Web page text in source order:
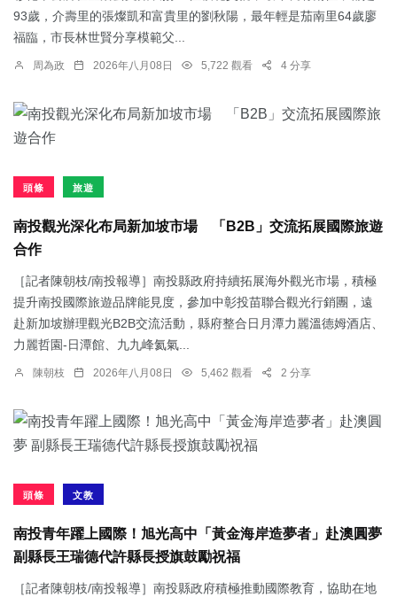
93歲，介壽里的張燦凱和富貴里的劉秋陽，最年輕是茄南里64歲廖
福臨，市長林世賢分享模範父...
周為政 2026年八月08日 5,722 觀看 4 分享
頭條 旅遊
南投觀光深化布局新加坡市場 「B2B」交流拓展國際旅遊
合作
［記者陳朝枝/南投報導］南投縣政府持續拓展海外觀光市場，積極
提升南投國際旅遊品牌能見度，參加中彰投苗聯合觀光行銷團，遠
赴新加坡辦理觀光B2B交流活動，縣府整合日月潭力麗溫德姆酒店、
力麗哲園-日潭館、九九峰氦氣...
陳朝枝 2026年八月08日 5,462 觀看 2 分享
頭條 文教
南投青年躍上國際！旭光高中「黃金海岸造夢者」赴澳圓夢
副縣長王瑞德代許縣長授旗鼓勵祝福
［記者陳朝枝/南投報導］南投縣政府積極推動國際教育，協助在地